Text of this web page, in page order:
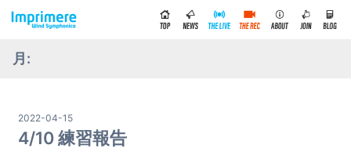
月:
2022-04-15
4/10 練習報告